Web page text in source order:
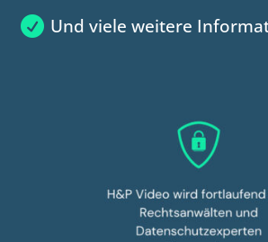
 Und viele weitere